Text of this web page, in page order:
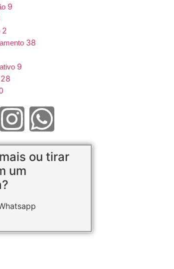
9
2
38
9
28
ou tirar
um